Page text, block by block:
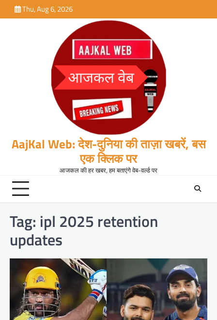
to
Thu, Aug 6, 2026
AajKal Web: देश-दुनिया की ताज़ा खबरें, बस
एक क्लिक पर
आजकल की हर खबर, हम बताएंगे वेब-वर्ल्ड पर
Tag: ipl 2025 retention
updates